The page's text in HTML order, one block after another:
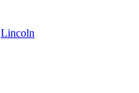
Lincoln